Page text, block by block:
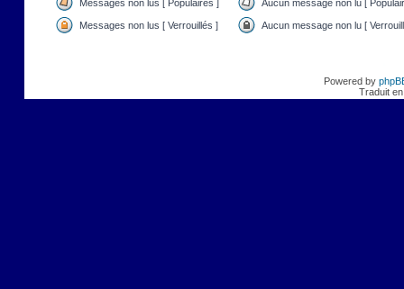
Messages non lus [ Populaires ] Aucun message non lu [
Messages non lus [ Verrouillés ] Aucun message non lu [
Powered by
Traduit